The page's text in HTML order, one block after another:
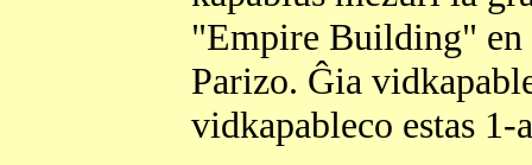
"Empire Building" en
Parizo. Ĝia
vidkapableco estas 1-